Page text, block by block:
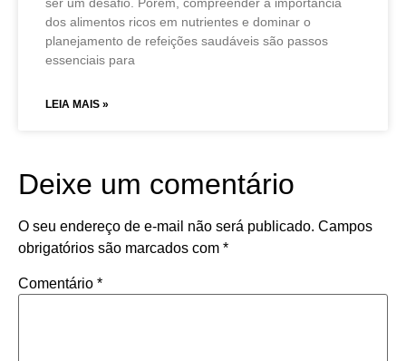
dos alimentos ricos em nutrientes e dominar o
planejamento de refeições saudáveis são passos
essenciais para
LEIA MAIS »
Deixe um comentário
O seu endereço de e-mail não será publicado. Campos
obrigatórios são marcados com *
Comentário *